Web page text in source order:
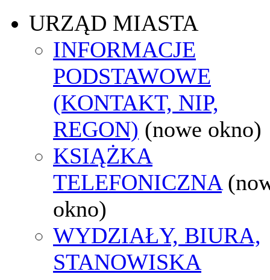
URZĄD MIASTA
INFORMACJE
PODSTAWOWE
(KONTAKT, NIP,
REGON) (nowe okno)
KSIĄŻKA
TELEFONICZNA
okno)
WYDZIAŁY, BIURA,
STANOWISKA